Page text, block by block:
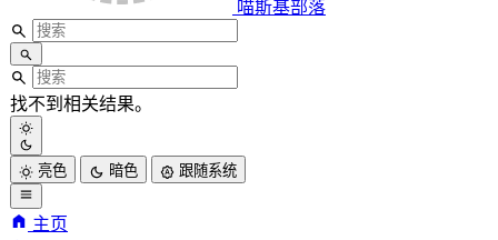
喵斯基部落
找不到相关结果。
亮色 暗色 跟随系统
主页